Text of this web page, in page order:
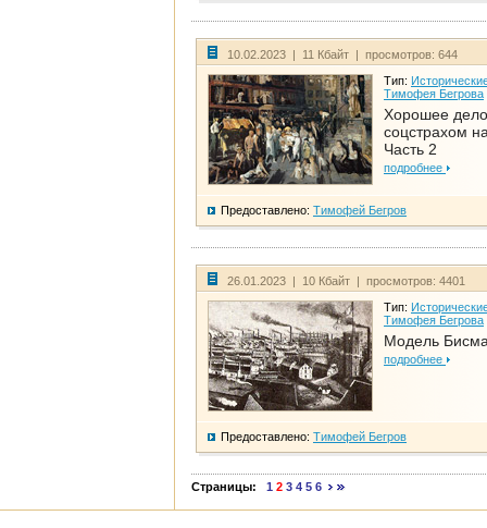
10.02.2023 | 11 Кбайт | просмотров: 644
Тип:
Тимофея Бегрова
Хорошее дело
соцстрахом
Часть 2
подробнее
Предоставлено: Тимофей Бегров
26.01.2023 | 10 Кбайт | просмотров: 4401
Тип:
Тимофея Бегрова
Модель
подробнее
Предоставлено: Тимофей Бегров
Страницы: 1 2 3 4 5 6